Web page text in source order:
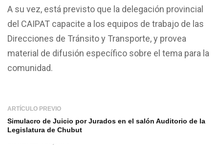
A su vez, está previsto que la delegación provincial
del CAIPAT capacite a los equipos de trabajo de las
Direcciones de Tránsito y Transporte, y provea
material de difusión específico sobre el tema para la
comunidad.
ARTÍCULO PREVIO
Simulacro de Juicio por Jurados en el salón Auditorio de la
Legislatura de Chubut